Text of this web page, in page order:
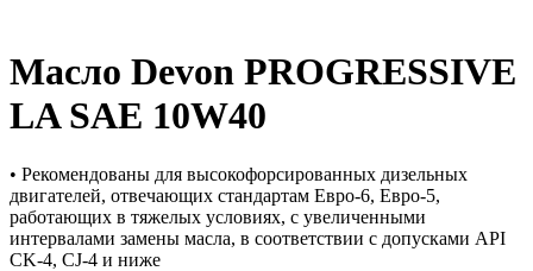
Масло Devon PROGRESSIVE
LA SAE 10W40
• Рекомендованы для высокофорсированных дизельных
двигателей, отвечающих стандартам Евро-6, Евро-5,
работающих в тяжелых условиях, с увеличенными
интервалами замены масла, в соответствии с допусками API
CK-4, CJ-4 и ниже